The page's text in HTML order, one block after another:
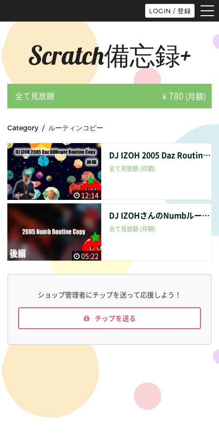
LOGIN / 登録
Scratch備忘録+
全て見放題 ¥ 780 (月額)
Category / ルーティンコピー
12:14
DJ IZOH 2005 Daz Routineコピー 後編
全て見放題 (月額)
05:22
DJ IZOHさんのNumbルーティンコピー 後編【DJ講座】【Routine Copy】
全て見放題 (月額)
ショップ管理者にチップを送って応援しよう！
チップを送る